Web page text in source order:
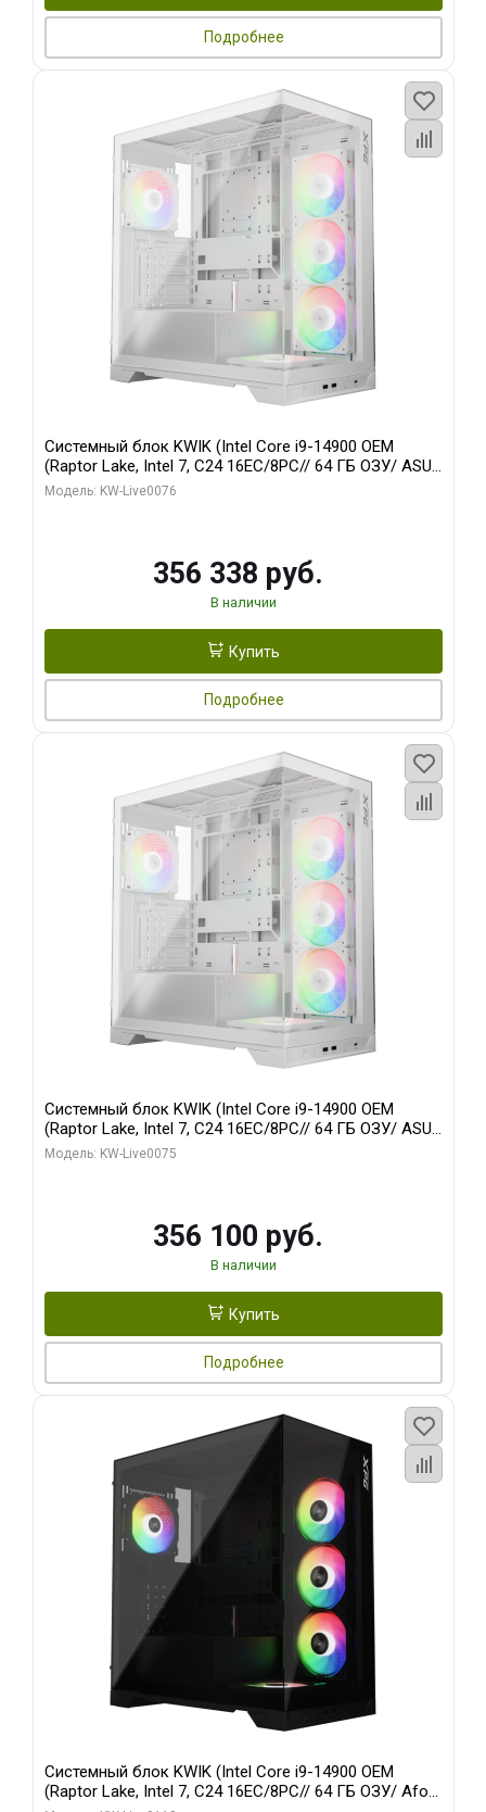
Подробнее
Системный блок KWIK (Intel Core i9-14900 OEM
(Raptor Lake, Intel 7, C24 16EC/8PC// 64 ГБ ОЗУ/ ASUS
RTX5080 PRIME EVO OC 16GB GDDR7 256bit 3xDP
Модель: KW-Live0076
356 338 руб.
В наличии
Купить
Подробнее
Системный блок KWIK (Intel Core i9-14900 OEM
(Raptor Lake, Intel 7, C24 16EC/8PC// 64 ГБ ОЗУ/ ASUS
RTX5080 PRIME EVO OC 16GB GDDR7 256bit 3xDP
Модель: KW-Live0075
356 100 руб.
В наличии
Купить
Подробнее
Системный блок KWIK (Intel Core i9-14900 OEM
(Raptor Lake, Intel 7, C24 16EC/8PC// 64 ГБ ОЗУ/ Afox